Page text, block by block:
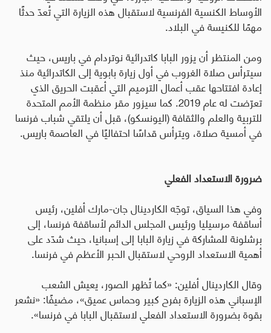
الأوساط الكنسية الفرنسية لاستقبال هذه الزيارة التي تُعدّ حدثًا
مهمًا للكنيسة في البلاد.
ومن المنتظر أن يزور البابا كاتدرائية نوتردام في باريس، حيث
سيترأس صلاة الغروب في أول زيارة بابوية إلى الكاتدرائية منذ
إعادة افتتاحها عقب أعمال الترميم التي أعقبت الحريق الذي
تعرّضت له عام 2019. كما سيزور مقر منظمة الأمم المتحدة
للتربية والعلم والثقافة (اليونسكو)، قبل أن يلتقي شباب فرنسا
في أمسية صلاة، ويترأس قداسًا احتفاليًا في العاصمة باريس.
ضرورة الاستعداد الفعلي
وفي هذا السياق، توجّه الكاردينال جان-مارك أفلين، رئيس
أساقفة مرسيليا ورئيس المجلس الدائم لأساقفة فرنسا، إلى
برشلونة للمشاركة في زيارة البابا إلى إسبانيا، حيث شدّد على
أهمية الاستعداد الروحي لاستقبال الحبر الأعظم في فرنسا.
وقال الكاردينال أفلين: «كما تُظهر الصور، يعيش الشعب
الإسباني هذه الزيارة بفرح كبير وحماس عميق»، مضيفًا: «نشعر
بقوة بضرورة الاستعداد الفعلي لاستقبال البابا في فرنسا».